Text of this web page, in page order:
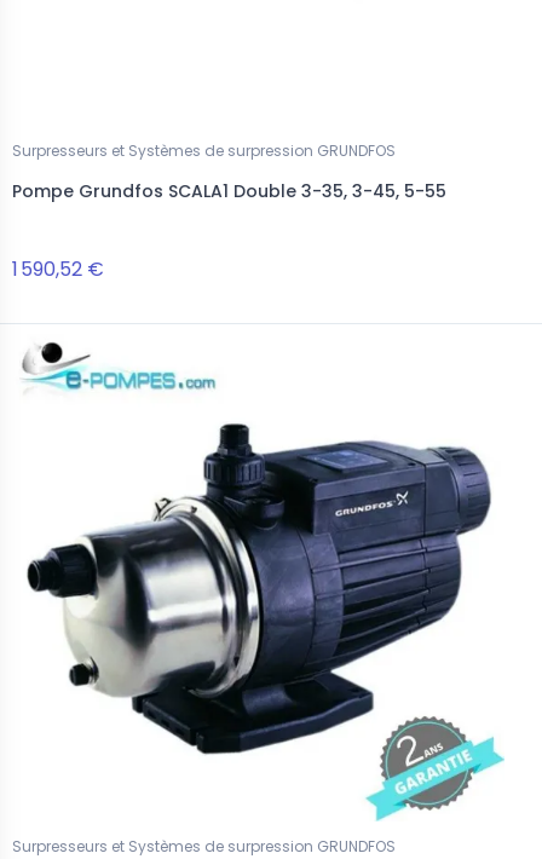
Surpresseurs et Systèmes de surpression GRUNDFOS
Pompe Grundfos SCALA1 Double 3-35, 3-45, 5-55
1 590,52 €
Surpresseurs et Systèmes de surpression GRUNDFOS